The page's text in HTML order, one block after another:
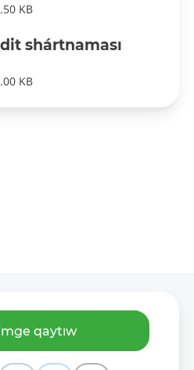
KB
shártnaması
KB
qaytıw